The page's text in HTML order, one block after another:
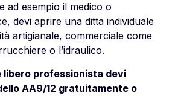
ad esempio il medico o
devi aprire una ditta individuale
artigianale, commerciale come
o l’idraulico.
libero professionista devi
AA9/12 gratuitamente o